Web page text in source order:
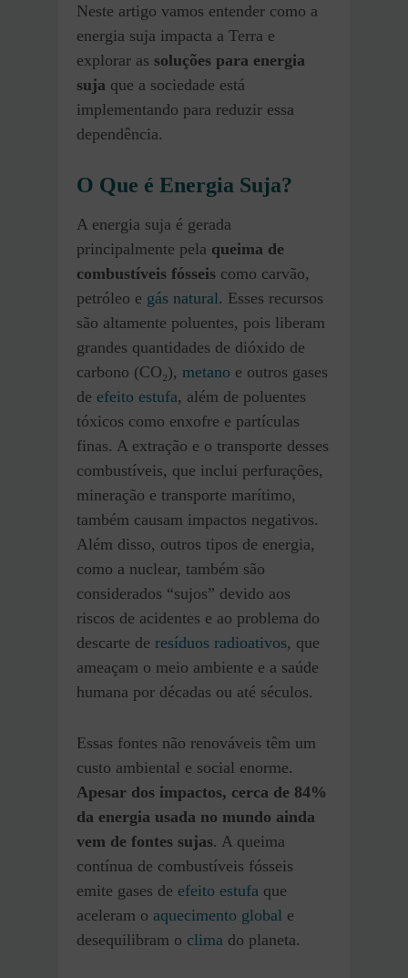
Neste artigo vamos entender como a
energia suja impacta a Terra e
explorar as soluções para energia
suja que a sociedade está
implementando para reduzir essa
dependência.
O Que é Energia Suja?
A energia suja é gerada
principalmente pela queima de
combustíveis fósseis como carvão,
petróleo e gás natural. Esses recursos
são altamente poluentes, pois liberam
grandes quantidades de dióxido de
carbono (CO₂), metano e outros gases
de efeito estufa, além de poluentes
tóxicos como enxofre e partículas
finas. A extração e o transporte desses
combustíveis, que inclui perfurações,
mineração e transporte marítimo,
também causam impactos negativos.
Além disso, outros tipos de energia,
como a nuclear, também são
considerados “sujos” devido aos
riscos de acidentes e ao problema do
descarte de resíduos radioativos, que
ameaçam o meio ambiente e a saúde
humana por décadas ou até séculos.
Essas fontes não renováveis têm um
custo ambiental e social enorme.
Apesar dos impactos, cerca de 84%
da energia usada no mundo ainda
vem de fontes sujas. A queima
contínua de combustíveis fósseis
emite gases de efeito estufa que
aceleram o aquecimento global e
desequilibram o clima do planeta.